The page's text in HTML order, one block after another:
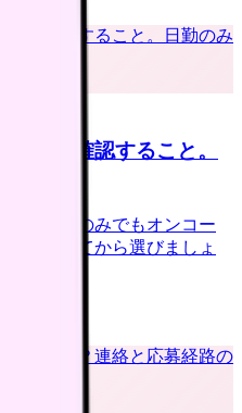
前に確認すること。
。日勤のみでもオンコー
確認してから選びましょ